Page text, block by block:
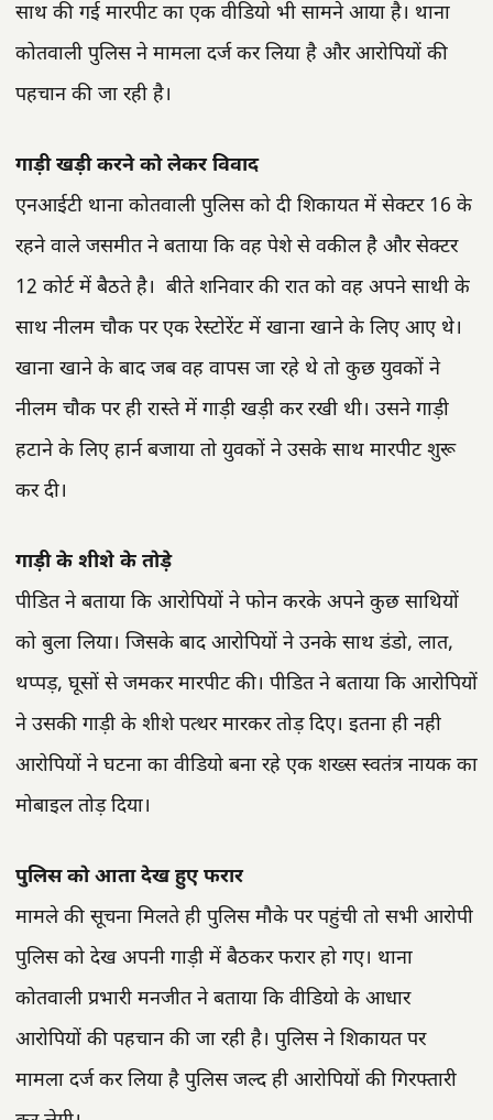
साथ की गई मारपीट का एक वीडियो भी सामने आया है। थाना
कोतवाली पुलिस ने मामला दर्ज कर लिया है और आरोपियों की
पहचान की जा रही है।
गाड़ी खड़ी करने को लेकर विवाद
एनआईटी थाना कोतवाली पुलिस को दी शिकायत में सेक्टर 16 के
रहने वाले जसमीत ने बताया कि वह पेशे से वकील है और सेक्टर
12 कोर्ट में बैठते है। बीते शनिवार की रात को वह अपने साथी के
साथ नीलम चौक पर एक रेस्टोरेंट में खाना खाने के लिए आए थे।
खाना खाने के बाद जब वह वापस जा रहे थे तो कुछ युवकों ने
नीलम चौक पर ही रास्ते में गाड़ी खड़ी कर रखी थी। उसने गाड़ी
हटाने के लिए हार्न बजाया तो युवकों ने उसके साथ मारपीट शुरू
कर दी।
गाड़ी के शीशे के तोड़े
पीडित ने बताया कि आरोपियों ने फोन करके अपने कुछ साथियों
को बुला लिया। जिसके बाद आरोपियों ने उनके साथ डंडो, लात,
थप्पड़, घूसों से जमकर मारपीट की। पीडित ने बताया कि आरोपियों
ने उसकी गाड़ी के शीशे पत्थर मारकर तोड़ दिए। इतना ही नही
आरोपियों ने घटना का वीडियो बना रहे एक शख्स स्वतंत्र नायक का
मोबाइल तोड़ दिया।
पुलिस को आता देख हुए फरार
मामले की सूचना मिलते ही पुलिस मौके पर पहुंची तो सभी आरोपी
पुलिस को देख अपनी गाड़ी में बैठकर फरार हो गए। थाना
कोतवाली प्रभारी मनजीत ने बताया कि वीडियो के आधार
आरोपियों की पहचान की जा रही है। पुलिस ने शिकायत पर
मामला दर्ज कर लिया है पुलिस जल्द ही आरोपियों की गिरफ्तारी